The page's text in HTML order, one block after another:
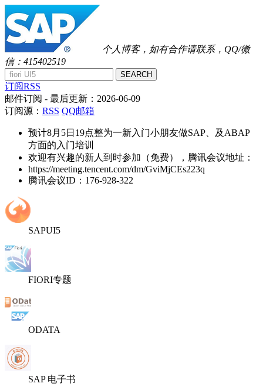
个人博客，如有合作请联系，QQ/微
信：415402519
SEARCH
订阅RSS
邮件订阅 - 最后更新： 2026-06-09
订阅源： RSS QQ邮箱
预计8月5日19点整为一新入门小朋友做SAP、及ABAP
方面的入门培训
欢迎有兴趣的新人到时参加（免费），腾讯会议地址：
https://meeting.tencent.com/dm/GviMjCEs223q
腾讯会议ID：176-928-322
SAPUI5
FIORI专题
ODATA
SAP 电子书